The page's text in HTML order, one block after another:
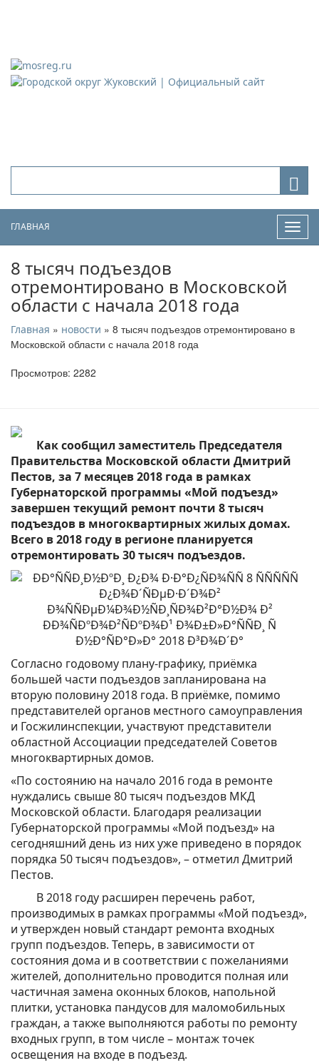
ГЛАВНАЯ
8 тысяч подъездов
отремонтировано в Московской
области с начала 2018 года
Главная » новости » 8 тысяч подъездов отремонтировано в
Московской области с начала 2018 года
Просмотров: 2282
Как сообщил заместитель Председателя
Правительства Московской области Дмитрий
Пестов, за 7 месяцев 2018 года в рамках
Губернаторской программы «Мой подъезд»
завершен текущий ремонт почти 8 тысяч
подъездов в многоквартирных жилых домах.
Всего в 2018 году в регионе планируется
отремонтировать 30 тысяч подъездов.
Согласно годовому плану-графику, приёмка
большей части подъездов запланирована на
вторую половину 2018 года. В приёмке, помимо
представителей органов местного самоуправления
и Госжилинспекции, участвуют представители
областной Ассоциации председателей Советов
многоквартирных домов.
«По состоянию на начало 2016 года в ремонте
нуждались свыше 80 тысяч подъездов МКД
Московской области. Благодаря реализации
Губернаторской программы «Мой подъезд» на
сегодняшний день из них уже приведено в порядок
порядка 50 тысяч подъездов», – отметил Дмитрий
Пестов.
В 2018 году расширен перечень работ,
производимых в рамках программы «Мой подъезд»,
и утвержден новый стандарт ремонта входных
групп подъездов. Теперь, в зависимости от
состояния дома и в соответствии с пожеланиями
жителей, дополнительно проводится полная или
частичная замена оконных блоков, напольной
плитки, установка пандусов для маломобильных
граждан, а также выполняются работы по ремонту
входных групп, в том числе – монтаж точек
освещения на входе в подъезд.